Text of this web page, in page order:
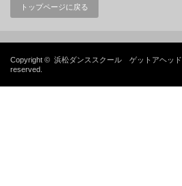
トップページに戻る
Copyright © 浜松ダンススクール ゲットアヘッド
reserved.